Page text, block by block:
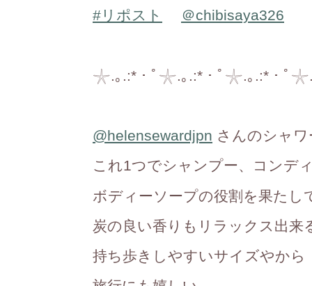
#リポスト ＠chibisaya326
𓇼.｡.:*・ﾟ𓇼.｡.:*・ﾟ𓇼.｡.:*・ﾟ
@helensewardjpn さんのシャ
これ1つでシャンプー、コンデ
ボディーソープの役割を果たし
炭の良い香りもリラックス出来
持ち歩きしやすいサイズやから